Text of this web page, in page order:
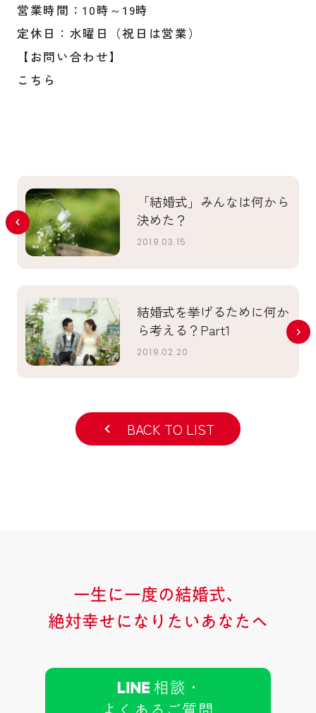
営業時間：10時～19時
定休日：水曜日（祝日は営業）
【お問い合わせ】
こちら
「結婚式」みんなは何から
決めた？
2019.03.15
結婚式を挙げるために何か
ら考える？Part1
2019.02.20
BACK TO LIST
一生に一度の結婚式、
絶対幸せになりたいあなたへ
相談 ･